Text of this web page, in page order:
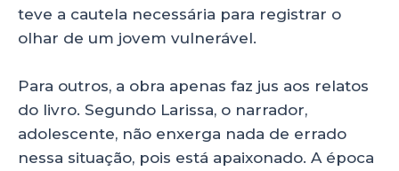
teve a cautela necessária para registrar o
olhar de um jovem vulnerável.
Para outros, a obra apenas faz jus aos relatos
do livro. Segundo Larissa, o narrador,
adolescente, não enxerga nada de errado
nessa situação, pois está apaixonado. A época